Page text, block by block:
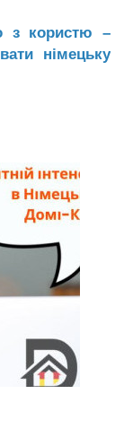
з користю –
німецьку